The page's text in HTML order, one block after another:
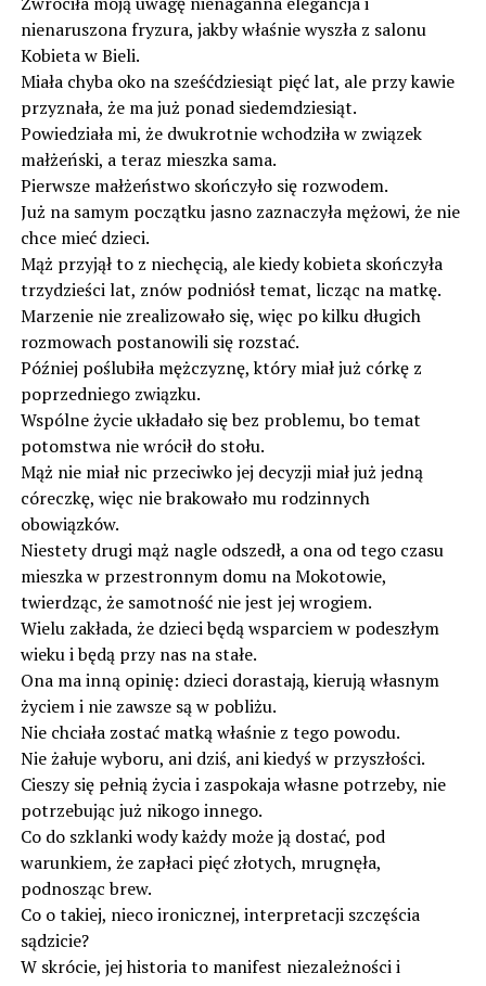
nienaruszona fryzura, jakby właśnie wyszła z salonu
Kobieta w Bieli.
Miała chyba oko na sześćdziesiąt pięć lat, ale przy kawie
przyznała, że ma już ponad siedemdziesiąt.
Powiedziała mi, że dwukrotnie wchodziła w związek
małżeński, a teraz mieszka sama.
Pierwsze małżeństwo skończyło się rozwodem.
Już na samym początku jasno zaznaczyła mężowi, że nie
chce mieć dzieci.
Mąż przyjął to z niechęcią, ale kiedy kobieta skończyła
trzydzieści lat, znów podniósł temat, licząc na matkę.
Marzenie nie zrealizowało się, więc po kilku długich
rozmowach postanowili się rozstać.
Później poślubiła mężczyznę, który miał już córkę z
poprzedniego związku.
Wspólne życie układało się bez problemu, bo temat
potomstwa nie wrócił do stołu.
Mąż nie miał nic przeciwko jej decyzji miał już jedną
córeczkę, więc nie brakowało mu rodzinnych
obowiązków.
Niestety drugi mąż nagle odszedł, a ona od tego czasu
mieszka w przestronnym domu na Mokotowie,
twierdząc, że samotność nie jest jej wrogiem.
Wielu zakłada, że dzieci będą wsparciem w podeszłym
wieku i będą przy nas na stałe.
Ona ma inną opinię: dzieci dorastają, kierują własnym
życiem i nie zawsze są w pobliżu.
Nie chciała zostać matką właśnie z tego powodu.
Nie żałuje wyboru, ani dziś, ani kiedyś w przyszłości.
Cieszy się pełnią życia i zaspokaja własne potrzeby, nie
potrzebując już nikogo innego.
Co do szklanki wody każdy może ją dostać, pod
warunkiem, że zapłaci pięć złotych, mrugnęła,
podnosząc brew.
Co o takiej, nieco ironicznej, interpretacji szczęścia
sądzicie?
W skrócie, jej historia to manifest niezależności i